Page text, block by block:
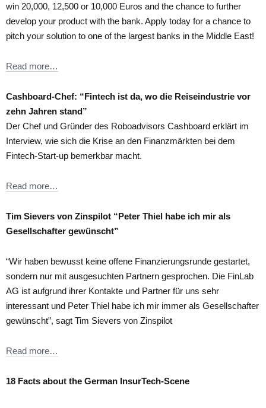
win 20,000, 12,500 or 10,000 Euros and the chance to further
develop your product with the bank. Apply today for a chance to
pitch your solution to one of the largest banks in the Middle East!
Read more…
Cashboard-Chef: “Fintech ist da, wo die Reiseindustrie vor
zehn Jahren stand”
Der Chef und Gründer des Roboadvisors Cashboard erklärt im
Interview, wie sich die Krise an den Finanzmärkten bei dem
Fintech-Start-up bemerkbar macht.
Read more…
Tim Sievers von Zinspilot “Peter Thiel habe ich mir als
Gesellschafter gewünscht”
“Wir haben bewusst keine offene Finanzierungsrunde gestartet,
sondern nur mit ausgesuchten Partnern gesprochen. Die FinLab
AG ist aufgrund ihrer Kontakte und Partner für uns sehr
interessant und Peter Thiel habe ich mir immer als Gesellschafter
gewünscht”, sagt Tim Sievers von Zinspilot
Read more…
18 Facts about the German InsurTech-Scene